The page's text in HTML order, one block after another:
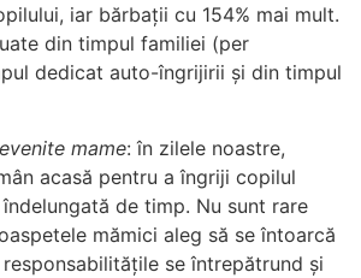
iar bărbații cu 154% mai mult.
din timpul familiei (per
dedicat auto-îngrijirii și din timpul
mame: în zilele noastre,
acasă pentru a îngriji copilul
de timp. Nu sunt rare
mămici aleg să se întoarcă
se întrepătrund și